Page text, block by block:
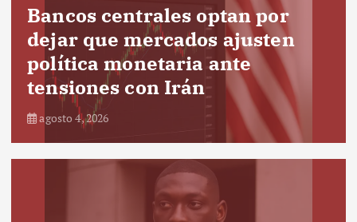
Bancos centrales optan por
dejar que mercados ajusten
política monetaria ante
tensiones con Irán
agosto 4, 2026